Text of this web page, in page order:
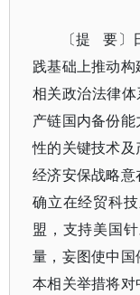
〔提 要〕
践基础上推动
相关政治法律
产链国内备份能
性的关键技术
经济安保战略意
确立在经贸科
盟，支持美国
量，妄图使中
本相关举措将